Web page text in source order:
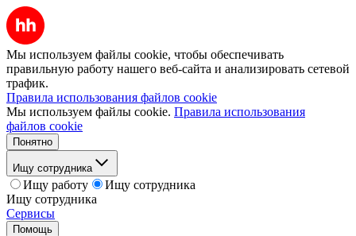
Мы используем файлы cookie, чтобы обеспечивать
правильную работу нашего веб-сайта и анализировать сетевой
трафик.
Правила использования файлов cookie
Мы используем файлы cookie. Правила использования
файлов cookie
Понятно
Ищу сотрудника
Ищу работу
Ищу сотрудника
Ищу сотрудника
Сервисы
Помощь